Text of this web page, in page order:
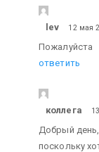
lev 12 мая
Пожалуйста
ответить
коллега
Добрый день,
поскольку